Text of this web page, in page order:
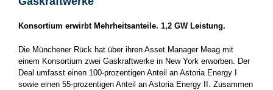
Konsortium erwirbt Mehrheitsanteile. 1,2 GW Leistung.
Die Münchener Rück hat über ihren Asset Manager Meag mit
einem Konsortium zwei Gaskraftwerke in New York erworben. Der
Deal umfasst einen 100-prozentigen Anteil an Astoria Energy I
sowie einen 55-prozentigen Anteil an Astoria Energy II. Zusammen